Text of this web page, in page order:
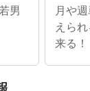
男
月や
えら
来る！